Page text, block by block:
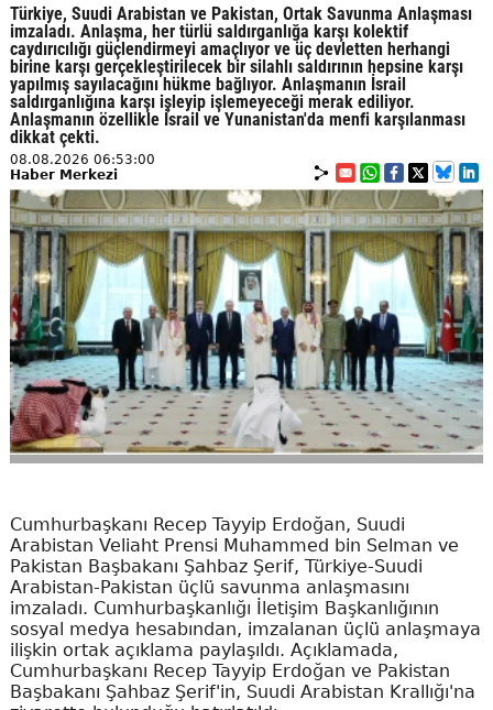
Türkiye, Suudi Arabistan ve Pakistan, Ortak Savunma Anlaşması
imzaladı. Anlaşma, her türlü saldırganlığa karşı kolektif
caydırıcılığı güçlendirmeyi amaçlıyor ve üç devletten herhangi
birine karşı gerçekleştirilecek bir silahlı saldırının hepsine karşı
yapılmış sayılacağını hükme bağlıyor. Anlaşmanın İsrail
saldırganlığına karşı işleyip işlemeyeceği merak ediliyor.
Anlaşmanın özellikle İsrail ve Yunanistan'da menfi karşılanması
dikkat çekti.
08.08.2026 06:53:00
Haber Merkezi
Cumhurbaşkanı Recep Tayyip Erdoğan, Suudi
Arabistan Veliaht Prensi Muhammed bin Selman ve
Pakistan Başbakanı Şahbaz Şerif, Türkiye-Suudi
Arabistan-Pakistan üçlü savunma anlaşmasını
imzaladı. Cumhurbaşkanlığı İletişim Başkanlığının
sosyal medya hesabından, imzalanan üçlü anlaşmaya
ilişkin ortak açıklama paylaşıldı. Açıklamada,
Cumhurbaşkanı Recep Tayyip Erdoğan ve Pakistan
Başbakanı Şahbaz Şerif'in, Suudi Arabistan Krallığı'na